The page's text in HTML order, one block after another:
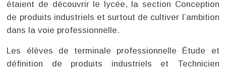
étaient de découvrir le lycée, la section Conception
de produits industriels et surtout de cultiver l’ambition
dans la voie professionnelle.
Les élèves de terminale professionnelle Étude et
définition de produits industriels et Technicien